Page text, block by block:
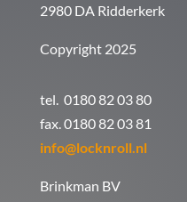
2980 DA Ridderkerk
Copyright 2025
tel. 0180 82 03 80
fax. 0180 82 03 81
info@locknroll.nl
Brinkman BV